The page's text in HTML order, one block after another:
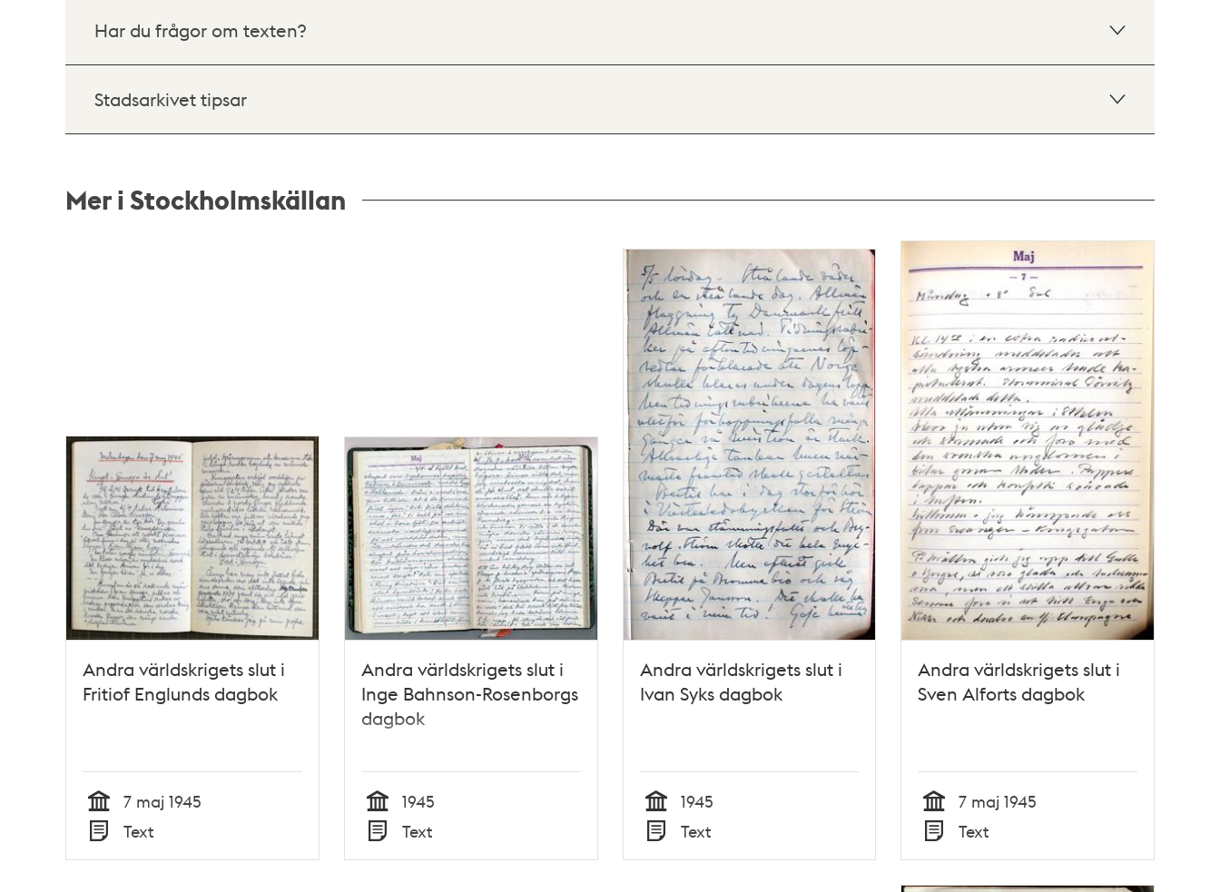
Har du frågor om texten?
Stadsarkivet tipsar
Mer i Stockholmskällan
Andra världskrigets slut i
Fritiof Englunds dagbok
Tid
7 maj 1945
Typ
Text
Andra världskrigets slut i
Inge Bahnson-Rosenborgs
dagbok
Tid
1945
Typ
Text
Andra världskrigets slut i
Ivan Syks dagbok
Tid
1945
Typ
Text
Andra världskrigets slut i
Sven Alforts dagbok
Tid
7 maj 1945
Typ
Text